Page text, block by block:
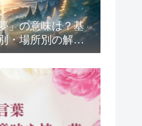
」の意味は？基
・場所別の解釈